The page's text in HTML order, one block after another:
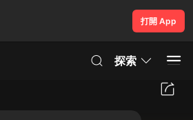
打開 App
探索